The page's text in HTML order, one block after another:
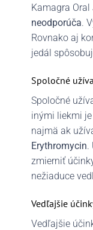
Kamagra
neodporúča.
Rovnako aj
jedál
Spoločné
Spoločné
inými liekmi
najmä ak
Erythromycin.
zmierniť
nežiaduce
Vedľajšie
Vedľajšie